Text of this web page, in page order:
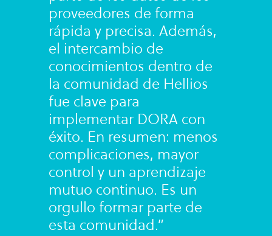
proveedores de forma
rápida y precisa. Además,
el intercambio de
conocimientos dentro de
la comunidad de Hellios
fue clave para
implementar DORA con
éxito. En resumen: menos
complicaciones, mayor
control y un aprendizaje
mutuo continuo. Es un
orgullo formar parte de
esta comunidad.”